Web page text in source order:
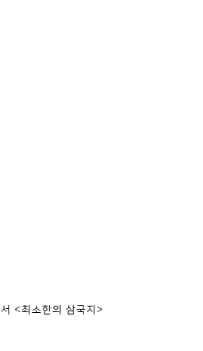
<최소한의 삼국지>